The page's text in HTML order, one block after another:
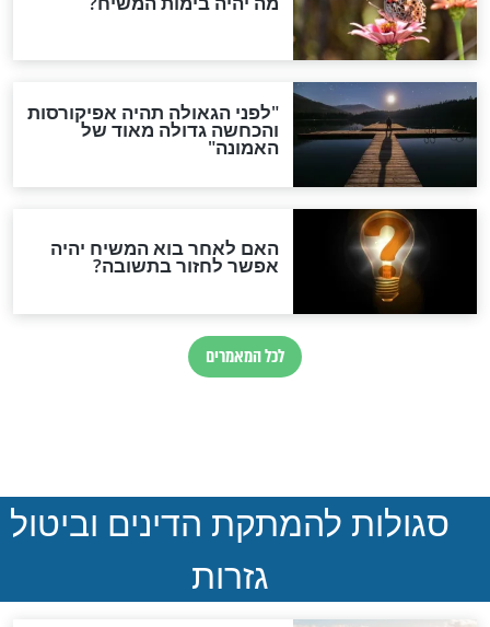
הותר לפרסום: לוחמי מילואים
נהרגו בדרום לבנון
ההסכם החשאי של טראמפ
ואיראן: בלי שקיפות ועם הרבה
המסמך האבוד שנחשף
במרתפי מוסקבה: כתב היד
הנדיר של הרשב"ם התגלה
שורדת השואה שחוגגת 100:
"מודה לקב"ה על כל השנים"